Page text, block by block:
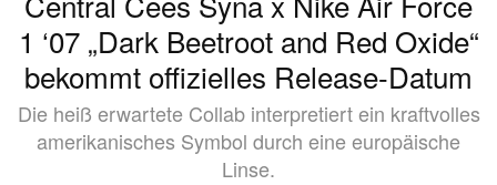
1 ‘07 „Dark Beetroot and Red Oxide“
bekommt offizielles Release-Datum
Die heiß erwartete Collab interpretiert ein kraftvolles
amerikanisches Symbol durch eine europäische
Linse.